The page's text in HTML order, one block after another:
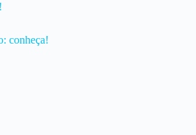
conheça!